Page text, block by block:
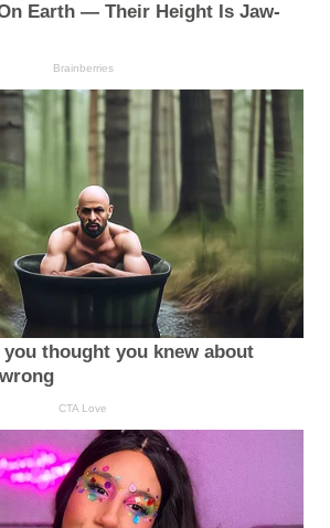
Earth — Their Height Is Jaw-
Brainberries
thought you knew about
CTA Love